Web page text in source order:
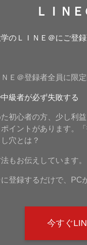
ＬＩＮ
学のＬＩＮＥ＠にご登
Ｅ＠登録者全員に限
中級者が必ず失敗する
初心者の方、少し利
イントがあります。
穴とは？
もお伝えしています。
登録するだけで、PC
今すぐ